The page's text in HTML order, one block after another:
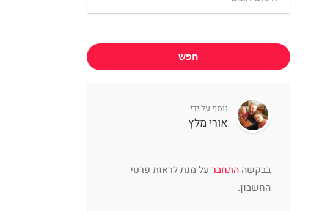
חפש
נוסף על ידי
אורי מלץ
בבקשה התחבר על מנת לראות פרטי
החשבון.